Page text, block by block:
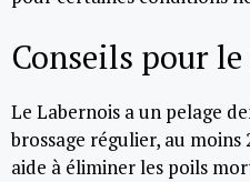
Conseils pour
Le Labernois a un pelage
brossage régulier, au moins
aide à éliminer les poils